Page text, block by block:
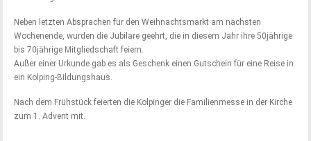
Neben letzten Absprachen für den Weihnachtsmarkt am nächsten
Wochenende, wurden die Jubilare geehrt, die in diesem Jahr ihre 50jährige
bis 70jährige Mitgliedschaft feiern.
Außer einer Urkunde gab es als Geschenk einen Gutschein für eine Reise in
ein Kolping-Bildungshaus.
Nach dem Frühstück feierten die Kolpinger die Familienmesse in der Kirche
zum 1. Advent mit.